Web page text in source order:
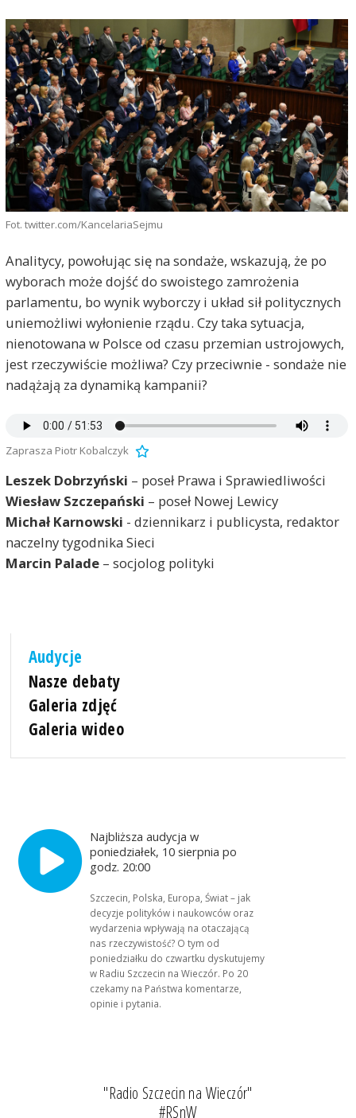
Fot. twitter.com/KancelariaSejmu
Analitycy, powołując się na sondaże, wskazują, że po
wyborach może dojść do swoistego zamrożenia
parlamentu, bo wynik wyborczy i układ sił politycznych
uniemożliwi wyłonienie rządu. Czy taka sytuacja,
nienotowana w Polsce od czasu przemian ustrojowych,
jest rzeczywiście możliwa? Czy przeciwnie - sondaże nie
nadążają za dynamiką kampanii?
Zaprasza Piotr Kobalczyk
Leszek Dobrzyński – poseł Prawa i Sprawiedliwości
Wiesław Szczepański – poseł Nowej Lewicy
Michał Karnowski - dziennikarz i publicysta, redaktor
naczelny tygodnika Sieci
Marcin Palade– socjolog polityki
Audycje
Nasze debaty
Galeria zdjęć
Galeria wideo
Najbliższa audycja w
poniedziałek, 10 sierpnia po
godz. 20:00
Szczecin, Polska, Europa, Świat – jak
decyzje polityków i naukowców oraz
wydarzenia wpływają na otaczającą
nas rzeczywistość? O tym od
poniedziałku do czwartku dyskutujemy
w Radiu Szczecin na Wieczór. Po 20
czekamy na Państwa komentarze,
opinie i pytania.
"Radio Szczecin na Wieczór"
#RSnW